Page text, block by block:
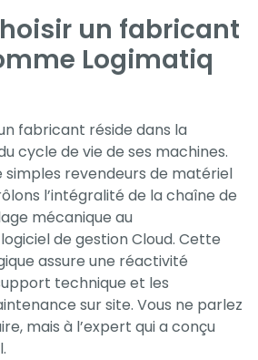
un fabricant
Logimatiq
fabricant réside dans la
cycle de vie de ses machines.
revendeurs de matériel
l’intégralité de la chaîne de
mécanique au
de gestion Cloud. Cette
assure une réactivité
technique et les
sur site. Vous ne parlez
mais à l’expert qui a conçu